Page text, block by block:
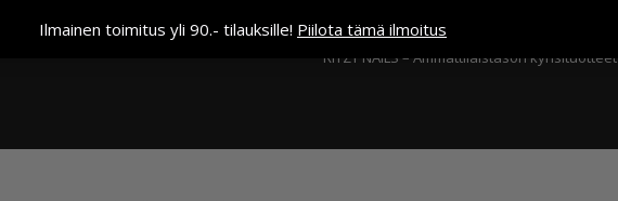
Ilmainen toimitus yli 90.- tilauksille! Piilota tämä ilmoitusKassa
RITZY NAILS – Ammattilaistason kynsituotteet